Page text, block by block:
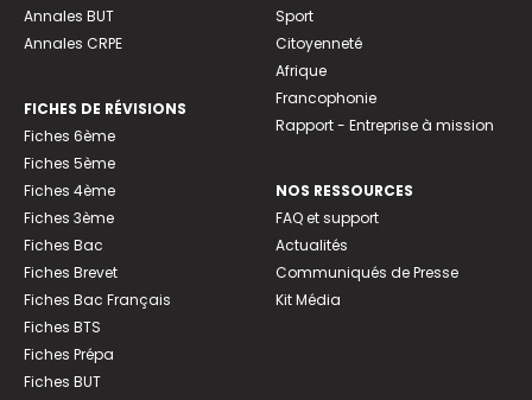
Annales BUT
Annales CRPE
FICHES DE RÉVISIONS
Fiches 6ème
Fiches 5ème
Fiches 4ème
Fiches 3ème
Fiches Bac
Fiches Brevet
Fiches Bac Français
Fiches BTS
Fiches Prépa
Fiches BUT
Sport
Citoyenneté
Afrique
Francophonie
Rapport - Entreprise à mission
NOS RESSOURCES
FAQ et support
Actualités
Communiqués de Presse
Kit Média